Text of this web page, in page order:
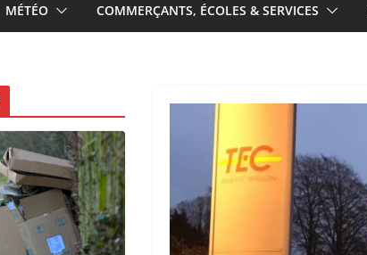
MÉTÉO COMMERÇANTS, ÉCOLES & SERVICES